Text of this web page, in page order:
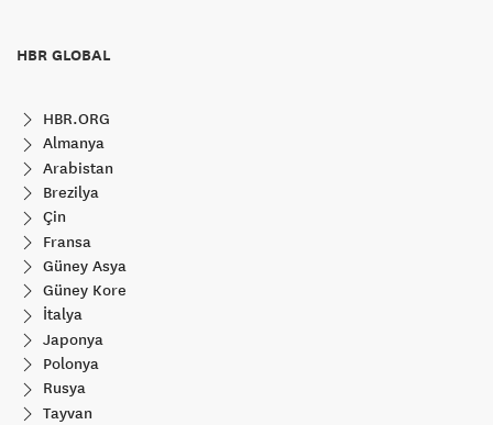
HBR GLOBAL
HBR.ORG
Almanya
Arabistan
Brezilya
Çin
Fransa
Güney Asya
Güney Kore
İtalya
Japonya
Polonya
Rusya
Tayvan